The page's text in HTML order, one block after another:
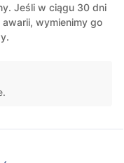
Jeśli w ciągu 30 dni
awarii, wymienimy go